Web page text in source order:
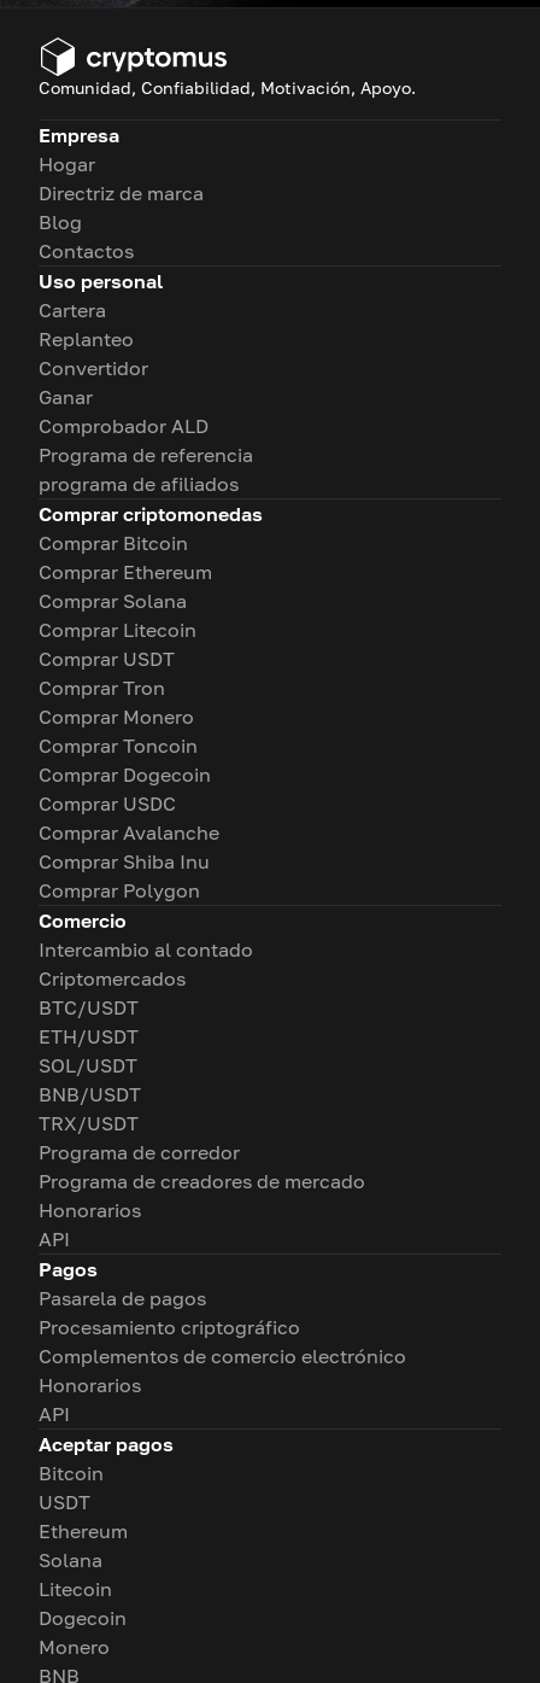
Comunidad, Confiabilidad, Motivación, Apoyo.
Empresa
Hogar
Directriz de marca
Blog
Contactos
Uso personal
Cartera
Replanteo
Convertidor
Ganar
Comprobador ALD
Programa de referencia
programa de afiliados
Comprar criptomonedas
Comprar Bitcoin
Comprar Ethereum
Comprar Solana
Comprar Litecoin
Comprar USDT
Comprar Tron
Comprar Monero
Comprar Toncoin
Comprar Dogecoin
Comprar USDC
Comprar Avalanche
Comprar Shiba Inu
Comprar Polygon
Comercio
Intercambio al contado
Criptomercados
BTC/USDT
ETH/USDT
SOL/USDT
BNB/USDT
TRX/USDT
Programa de corredor
Programa de creadores de mercado
Honorarios
API
Pagos
Pasarela de pagos
Procesamiento criptográfico
Complementos de comercio electrónico
Honorarios
API
Aceptar pagos
Bitcoin
USDT
Ethereum
Solana
Litecoin
Dogecoin
Monero
BNB